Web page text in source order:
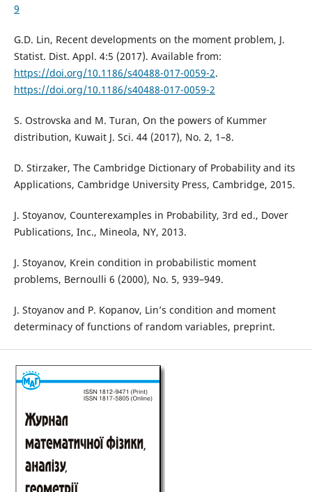
9
G.D. Lin, Recent developments on the moment problem, J.
Statist. Dist. Appl. 4:5 (2017). Available from:
https://doi.org/10.1186/s40488-017-0059-2.
https://doi.org/10.1186/s40488-017-0059-2
S. Ostrovska and M. Turan, On the powers of Kummer
distribution, Kuwait J. Sci. 44 (2017), No. 2, 1–8.
D. Stirzaker, The Cambridge Dictionary of Probability and its
Applications, Cambridge University Press, Cambridge, 2015.
J. Stoyanov, Counterexamples in Probability, 3rd ed., Dover
Publications, Inc., Mineola, NY, 2013.
J. Stoyanov, Krein condition in probabilistic moment
problems, Bernoulli 6 (2000), No. 5, 939–949.
J. Stoyanov and P. Kopanov, Lin’s condition and moment
determinacy of functions of random variables, preprint.